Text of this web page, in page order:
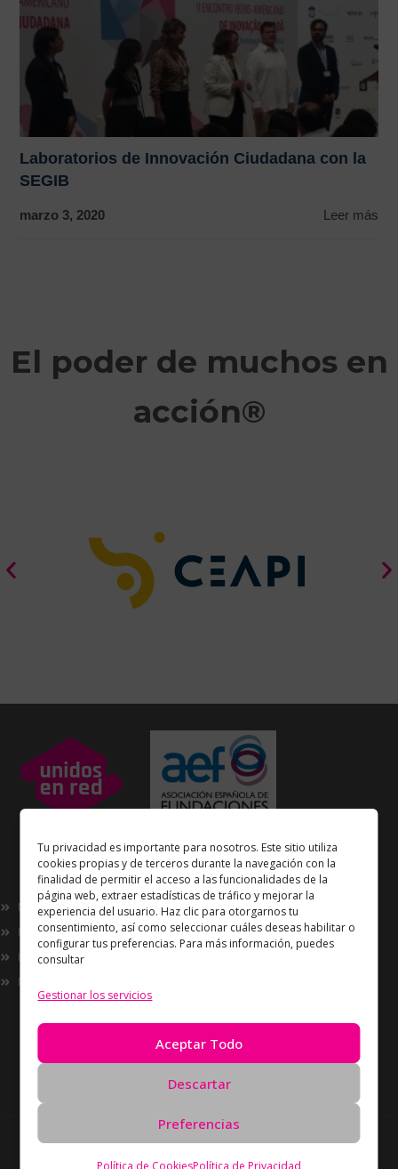
Tu privacidad es importante para nosotros. Este sitio utiliza
cookies propias y de terceros durante la navegación con la
finalidad de permitir el acceso a las funcionalidades de la
página web, extraer estadísticas de tráfico y mejorar la
experiencia del usuario. Haz clic para otorgarnos tu
consentimiento, así como seleccionar cuáles deseas habilitar o
configurar tus preferencias. Para más información, puedes
consultar
Gestionar los servicios
Aceptar Todo
Descartar
Preferencias
Política de CookiesPolítica de Privacidad
Laboratorios de Innovación Ciudadana con la
SEGIB
marzo 3, 2020 Leer más
El poder de muchos en
acción®
Enlaces de interés
Nosotros
Proyectos
Innovación
Now
de laAsociación Española de Fundaciones
Política de Privacidad
Política de cookies
Derechos de autor Unidos en Red © 2026 Todos los
derechos reservados – Desarrollado porOreón